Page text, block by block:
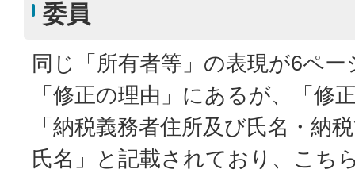
委員
同じ「所有者等」の表現が6ペ
「修正の理由」にあるが、「修
「納税義務者住所及び氏名・納
氏名」と記載されており、こち